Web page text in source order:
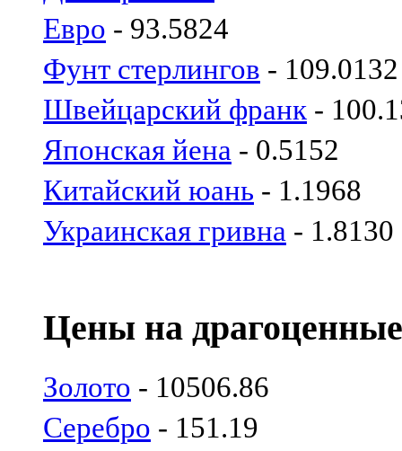
Евро - 93.5824
Фунт стерлингов - 109.0132
Швейцарский франк -
Японская йена - 0.5152
Китайский юань - 1.1968
Украинская гривна - 1.8130
Цены на
Золото - 10506.86
Серебро - 151.19